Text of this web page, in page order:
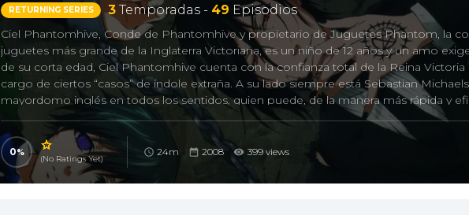
RETURNING SERIES 3Temporadas - 49 Episodios
Ciel Phantomhive, Conde de Phantomhive y propietario de Juguetes Phantom, la
juguetes más grande de la Inglaterra Victoriana, es un niño de 12 años y un amo
de su corta edad, Ciel Phantomhive cuenta con la confianza total de la Reina Victoria
cargo de ciertos “casos” de índole extraña. A su lado siempre está Sebastian
mayordomo inglés en todos los sentidos, quien puede, de la manera más rápida y
mantener la mansión en perfecto estado como derrotar a cualquier enemigo que se
interponerse en su camino. Pero qué es exactamente lo que el Conde de
cuáles son las verdaderas intenciones de Sebastian, son las cuestiones que en realidad
absolutamente nadie conoce.
0
(No Ratings Yet)
24m 2008 399 views